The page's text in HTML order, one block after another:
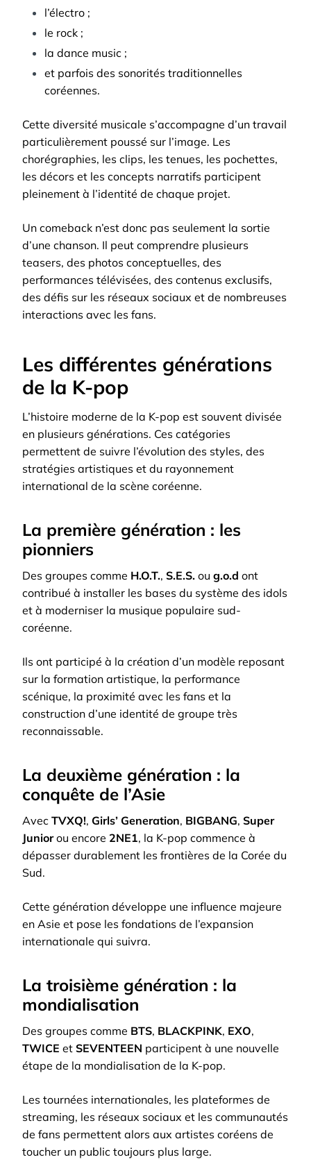
l’électro ;
le rock ;
la dance music ;
et parfois des sonorités traditionnelles
coréennes.
Cette diversité musicale s’accompagne d’un travail
particulièrement poussé sur l’image. Les
chorégraphies, les clips, les tenues, les pochettes,
les décors et les concepts narratifs participent
pleinement à l’identité de chaque projet.
Un comeback n’est donc pas seulement la sortie
d’une chanson. Il peut comprendre plusieurs
teasers, des photos conceptuelles, des
performances télévisées, des contenus exclusifs,
des défis sur les réseaux sociaux et de nombreuses
interactions avec les fans.
Les différentes générations
de la K-pop
L’histoire moderne de la K-pop est souvent divisée
en plusieurs générations. Ces catégories
permettent de suivre l’évolution des styles, des
stratégies artistiques et du rayonnement
international de la scène coréenne.
La première génération : les
pionniers
Des groupes comme H.O.T., S.E.S. ou g.o.d ont
contribué à installer les bases du système des idols
et à moderniser la musique populaire sud-
coréenne.
Ils ont participé à la création d’un modèle reposant
sur la formation artistique, la performance
scénique, la proximité avec les fans et la
construction d’une identité de groupe très
reconnaissable.
La deuxième génération : la
conquête de l’Asie
Avec TVXQ!, Girls’ Generation, BIGBANG, Super
Juniorou encore 2NE1, la K-pop commence à
dépasser durablement les frontières de la Corée du
Sud.
Cette génération développe une influence majeure
en Asie et pose les fondations de l’expansion
internationale qui suivra.
La troisième génération : la
mondialisation
Des groupes comme BTS, BLACKPINK, EXO,
TWICE et SEVENTEEN participent à une nouvelle
étape de la mondialisation de la K-pop.
Les tournées internationales, les plateformes de
streaming, les réseaux sociaux et les communautés
de fans permettent alors aux artistes coréens de
toucher un public toujours plus large.